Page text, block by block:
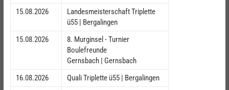
15.08.2026
Landesmeisterschaft Triplette
ü55 | Bergalingen
15.08.2026
8. Murginsel - Turnier
Boulefreunde
Gernsbach | Gernsbach
16.08.2026
Quali Triplette ü55 | Bergalingen